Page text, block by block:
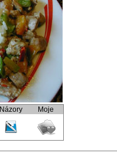
Názory Moje